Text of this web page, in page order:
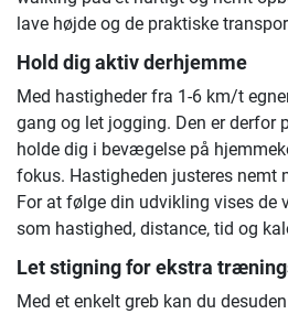
lave højde og de praktiske
Hold dig aktiv derhjemme
Med hastigheder fra 1-6 km/t
gang og let jogging. Den er derfor
holde dig i bevægelse på
fokus. Hastigheden justeres nemt
For at følge din udvikling vises
som hastighed, distance, tid og
Let stigning for ekstra
Med et enkelt greb kan du